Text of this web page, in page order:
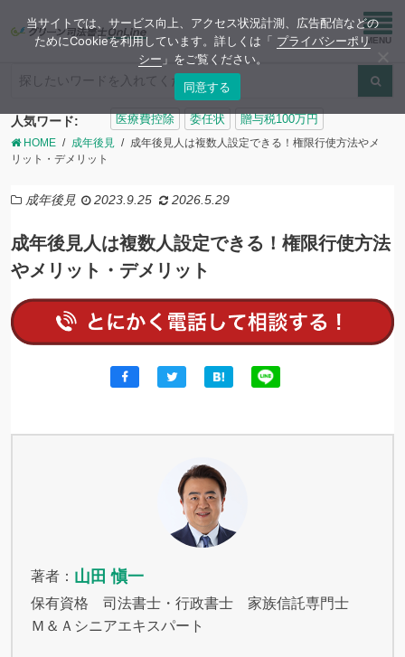
検
索:
人気ワード: 医療費控除 委任状 贈与税100万円
HOME 成年後見
成年後見人は複数人設定できる！権限行使方法やメ
リット・デメリット
成年後見 2023.9.25 2026.5.29
成年後見人は複数人設定できる！権限行使方法
やメリット・デメリット
著者： 山田 愼一
保有資格 司法書士・行政書士 家族信託専門士
Ｍ＆Ａシニアエキスパート
当サイトでは、サービス向上、アクセス状況計測、広告配信などの
ためにCookieを利用しています。詳しくは「 プライバシーポリ
シー 」をご覧ください。
同意する